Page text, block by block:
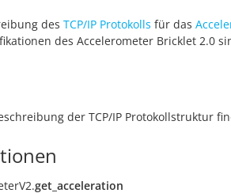
des TCP/IP Protokolls für das
des Accelerometer Bricklet 2.0
der TCP/IP Protokollstruktur
get_acceleration